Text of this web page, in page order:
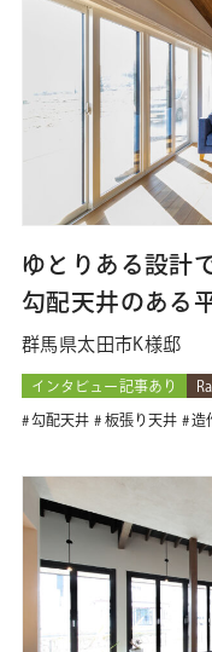
ゆとりある設計
勾配天井のある
群馬県太田市K様邸
インタビュー記事あり
勾配天井 板張り天井 造